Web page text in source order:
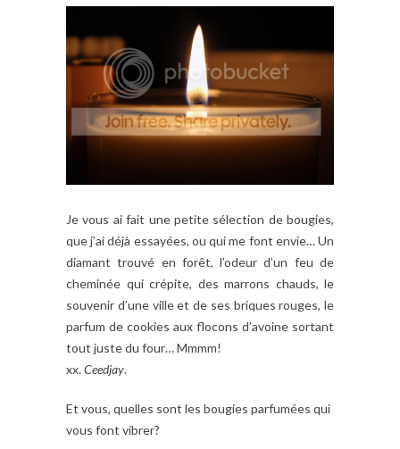
Je vous ai fait une petite sélection de bougies,
que j’ai déjà essayées, ou qui me font envie… Un
diamant trouvé en forêt, l’odeur d’un feu de
cheminée qui crépite, des marrons chauds, le
souvenir d’une ville et de ses briques rouges, le
parfum de cookies aux flocons d’avoine sortant
tout juste du four… Mmmm!
xx.Ceedjay.
Et vous, quelles sont les bougies parfumées qui
vous font vibrer?